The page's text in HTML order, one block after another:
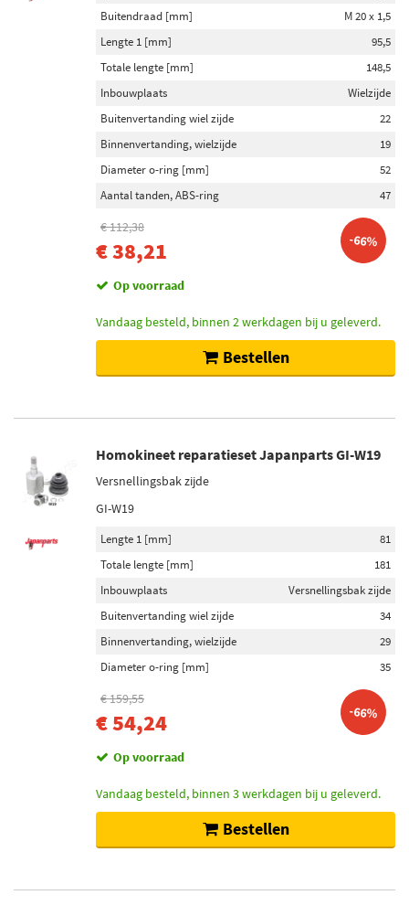
Buitendraad [mm]
M 20 x 1,5
Lengte 1 [mm]
95,5
Totale lengte [mm]
148,5
Inbouwplaats
Wielzijde
Buitenvertanding wiel zijde
22
Binnenvertanding, wielzijde
19
Diameter o-ring [mm]
52
Aantal tanden, ABS-ring
47
€ 112,38
€ 38,21 -66%
Op voorraad
Vandaag besteld, binnen 2 werkdagen bij u geleverd.
Bestellen
Homokineet reparatieset Japanparts GI-W19
Versnellingsbak zijde
GI-W19
Lengte 1 [mm]
81
Totale lengte [mm]
181
Inbouwplaats
Versnellingsbak zijde
Buitenvertanding wiel zijde
34
Binnenvertanding, wielzijde
29
Diameter o-ring [mm]
35
€ 159,55
€ 54,24 -66%
Op voorraad
Vandaag besteld, binnen 3 werkdagen bij u geleverd.
Bestellen